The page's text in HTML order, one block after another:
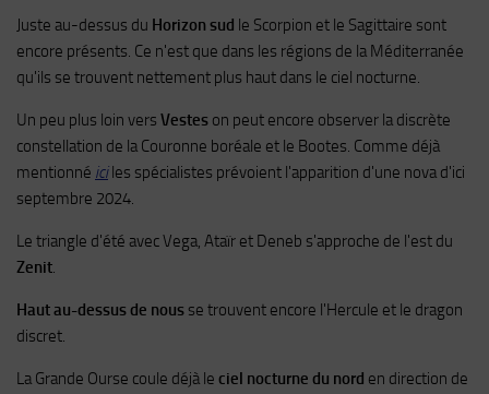
Juste au-dessus du Horizon sud le Scorpion et le Sagittaire sont
encore présents. Ce n'est que dans les régions de la Méditerranée
qu'ils se trouvent nettement plus haut dans le ciel nocturne.
Un peu plus loin vers Vestes on peut encore observer la discrète
constellation de la Couronne boréale et le Bootes. Comme déjà
mentionné iciles spécialistes prévoient l'apparition d'une nova d'ici
septembre 2024.
Le triangle d'été avec Vega, Ataïr et Deneb s'approche de l'est du
Zenit.
Haut au-dessus de nous se trouvent encore l'Hercule et le dragon
discret.
La Grande Ourse coule déjà le ciel nocturne du nord en direction de